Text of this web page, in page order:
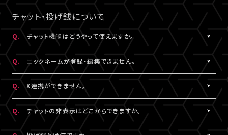
1080P 15Mbps以上 20Mbps以上
720P 6Mbps以上 9Mbps以上
480P 2Mbps以上 3Mbps以上
360P 0.8Mbps以上 1.2Mbps以上
解像度が選択できる推奨ブラウザは下記のとおりです。
Windows：Chrome、Firefox、Edge
Mac：Chrome、Firefox
公演によってはアーカイブ配信のみの視聴でも視聴チケットのご
購入が可能です。券種や決済方法により販売期間や販売価格など
が異なります。
でご視聴いただけます。
配信視聴ページは、各公演のチケット販売ページ、「マイページ
内「チケット購入情報」よりアクセスいただけます。
※「決済完了のお知らせ」メールでもご案内しております。
チャット・投げ銭について
Q. チャット機能はどうやって使えますか。
A.
ライブ配信中にご利用いただけるサービスです。
ただし、公演によってはチャット機能をご利用いただけない場合が
あります。
詳細はチケット販売ページでご確認ください。
Q. ニックネームが登録・編集できません。
A.
チャットをするには、ニックネームの設定が必要です。
ニックネームは「マイページ
」内「投稿設定」にて登録・変更が可能
です。
絵文字・機種依存文字等が含まれている場合は登録できませんの
でご注意ください。
Q. X連携ができません。
A. X連携は「マイページ」内「投稿設定」にて設定が可能です。
詳しくは こちらをご確認ください。
※X連携は配信視聴ページからも設定いただけます。
Q. チャットの非表示はどこからできますか。
A. チャット欄下部の「チャットを非表示」（スマートフォンではチャット